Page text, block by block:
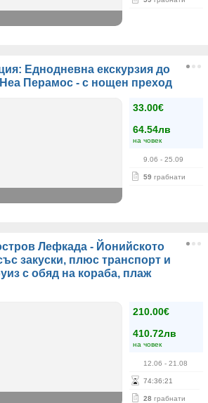
Еднодневна екскурзия до
Перамос - с нощен преход
33.00€
64.54лв
на човек
9.06 - 25.09
59 грабнати
Лефкада - Йонийското
закуски, плюс транспорт и
с обяд на кораба, плаж
210.00€
410.72лв
на човек
12.06 - 21.08
74:36:21
28 грабнати